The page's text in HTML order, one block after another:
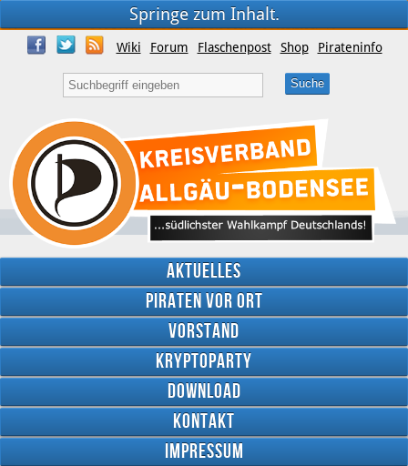
Springe zum Inhalt.
Wiki Forum Flaschenpost Shop Pirateninfo
Aktuelles
Piraten vor Ort
Vorstand
Kryptoparty
Download
Kontakt
Impressum